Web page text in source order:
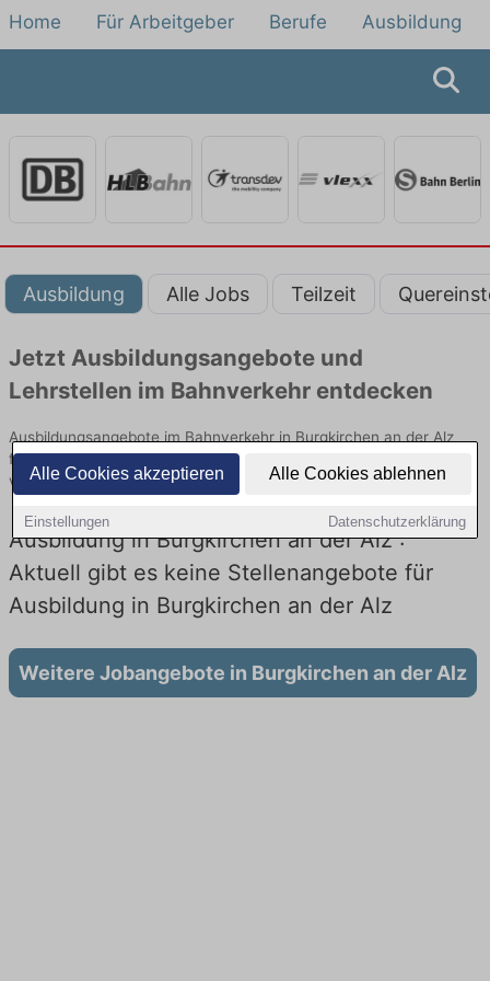
Alle Cookies akzeptieren Alle Cookies ablehnen
Einstellungen Datenschutzerklärung
Home Für Arbeitgeber Berufe Ausbildung
Ausbildung Alle Jobs Teilzeit
Jetzt Ausbildungsangebote und
Lehrstellen im Bahnverkehr entdecken
Ausbildungsangebote im Bahnverkehr in Burgkirchen an der Alz
finden Sie von namhaften Firmen. Entdecken Sie freie Optionen
von Top-Arbeitgebern und bewerben Sie sich noch heute.
Ausbildung in Burgkirchen an der Alz :
Aktuell gibt es keine Stellenangebote für
Ausbildung in Burgkirchen an der Alz
Weitere Jobangebote in Burgkirchen an der Alz